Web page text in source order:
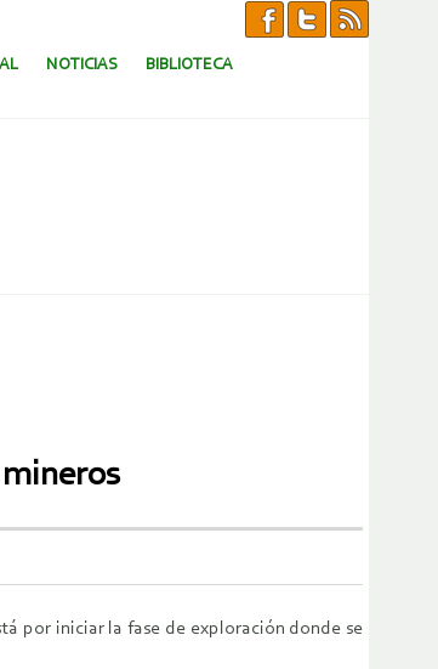
NOTICIAS BIBLIOTECA
por iniciar la fase de exploración donde se